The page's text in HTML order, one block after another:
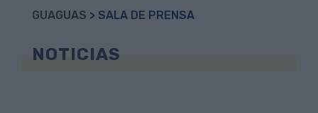
GUAGUAS > SALA DE PRENSA
NOTICIAS